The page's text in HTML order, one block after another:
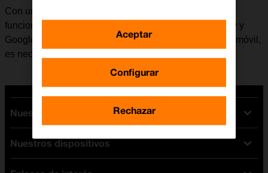
Con una cuenta de Google se tiene acceso a varias
funciones en el móvil, por ejemplo, Gmail, Google Play y
Google+. Antes de activar una cuenta de Google en el móvil,
es necesario
Nuestras tarifas
Tarifas Orange
Tarifas fibra y móvil
Nuestros dispositivos
Configurar
Rechazar
Aceptar